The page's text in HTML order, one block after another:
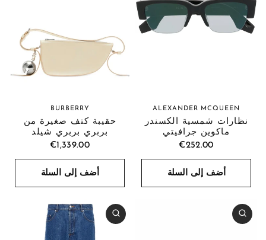
ALEXANDER MCQUEEN
نظارات شمسية ألكسندر
ماكوين جرافيتي
€252.00
أضف إلى السلة
BURBERRY
حقيبة كتف صغيرة من
بربري بربري شيلد
€1,339.00
أضف إلى السلة